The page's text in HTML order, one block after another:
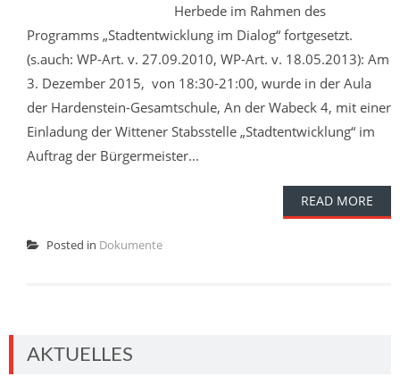
Herbede im Rahmen des
Programms „Stadtentwicklung im Dialog“ fortgesetzt.
(s.auch: WP-Art. v. 27.09.2010, WP-Art. v. 18.05.2013): Am
3. Dezember 2015, von 18:30-21:00, wurde in der Aula
der Hardenstein-Gesamtschule, An der Wabeck 4, mit einer
Einladung der Wittener Stabsstelle „Stadtentwicklung“ im
Auftrag der Bürgermeister...
READ MORE
Posted in Dokumente
AKTUELLES